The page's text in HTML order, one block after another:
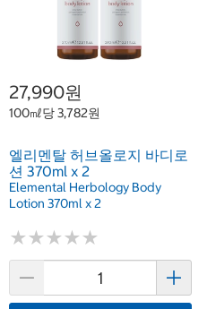
27,990원
100㎖당 3,782원
엘리멘탈 허브올로지 바디로
션 370ml x 2
Elemental Herbology Body
Lotion 370ml x 2
★★★★★
★★★★★